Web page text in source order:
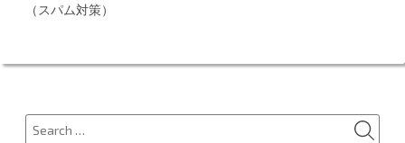
（スパム対策）
Search